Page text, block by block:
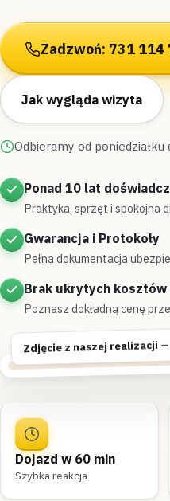
Zadzwoń: 731 114
Jak wygląda wizyta
Odbieramy od
Ponad 10 lat
Praktyka, sprzęt i spokojna
Gwarancja i Protokoły
Pełna dokumentacja
Brak ukrytych kosztów
Poznasz dokładną cenę
Zdjęcie z naszej realizacji
Dojazd w 60 min
Szybka reakcja